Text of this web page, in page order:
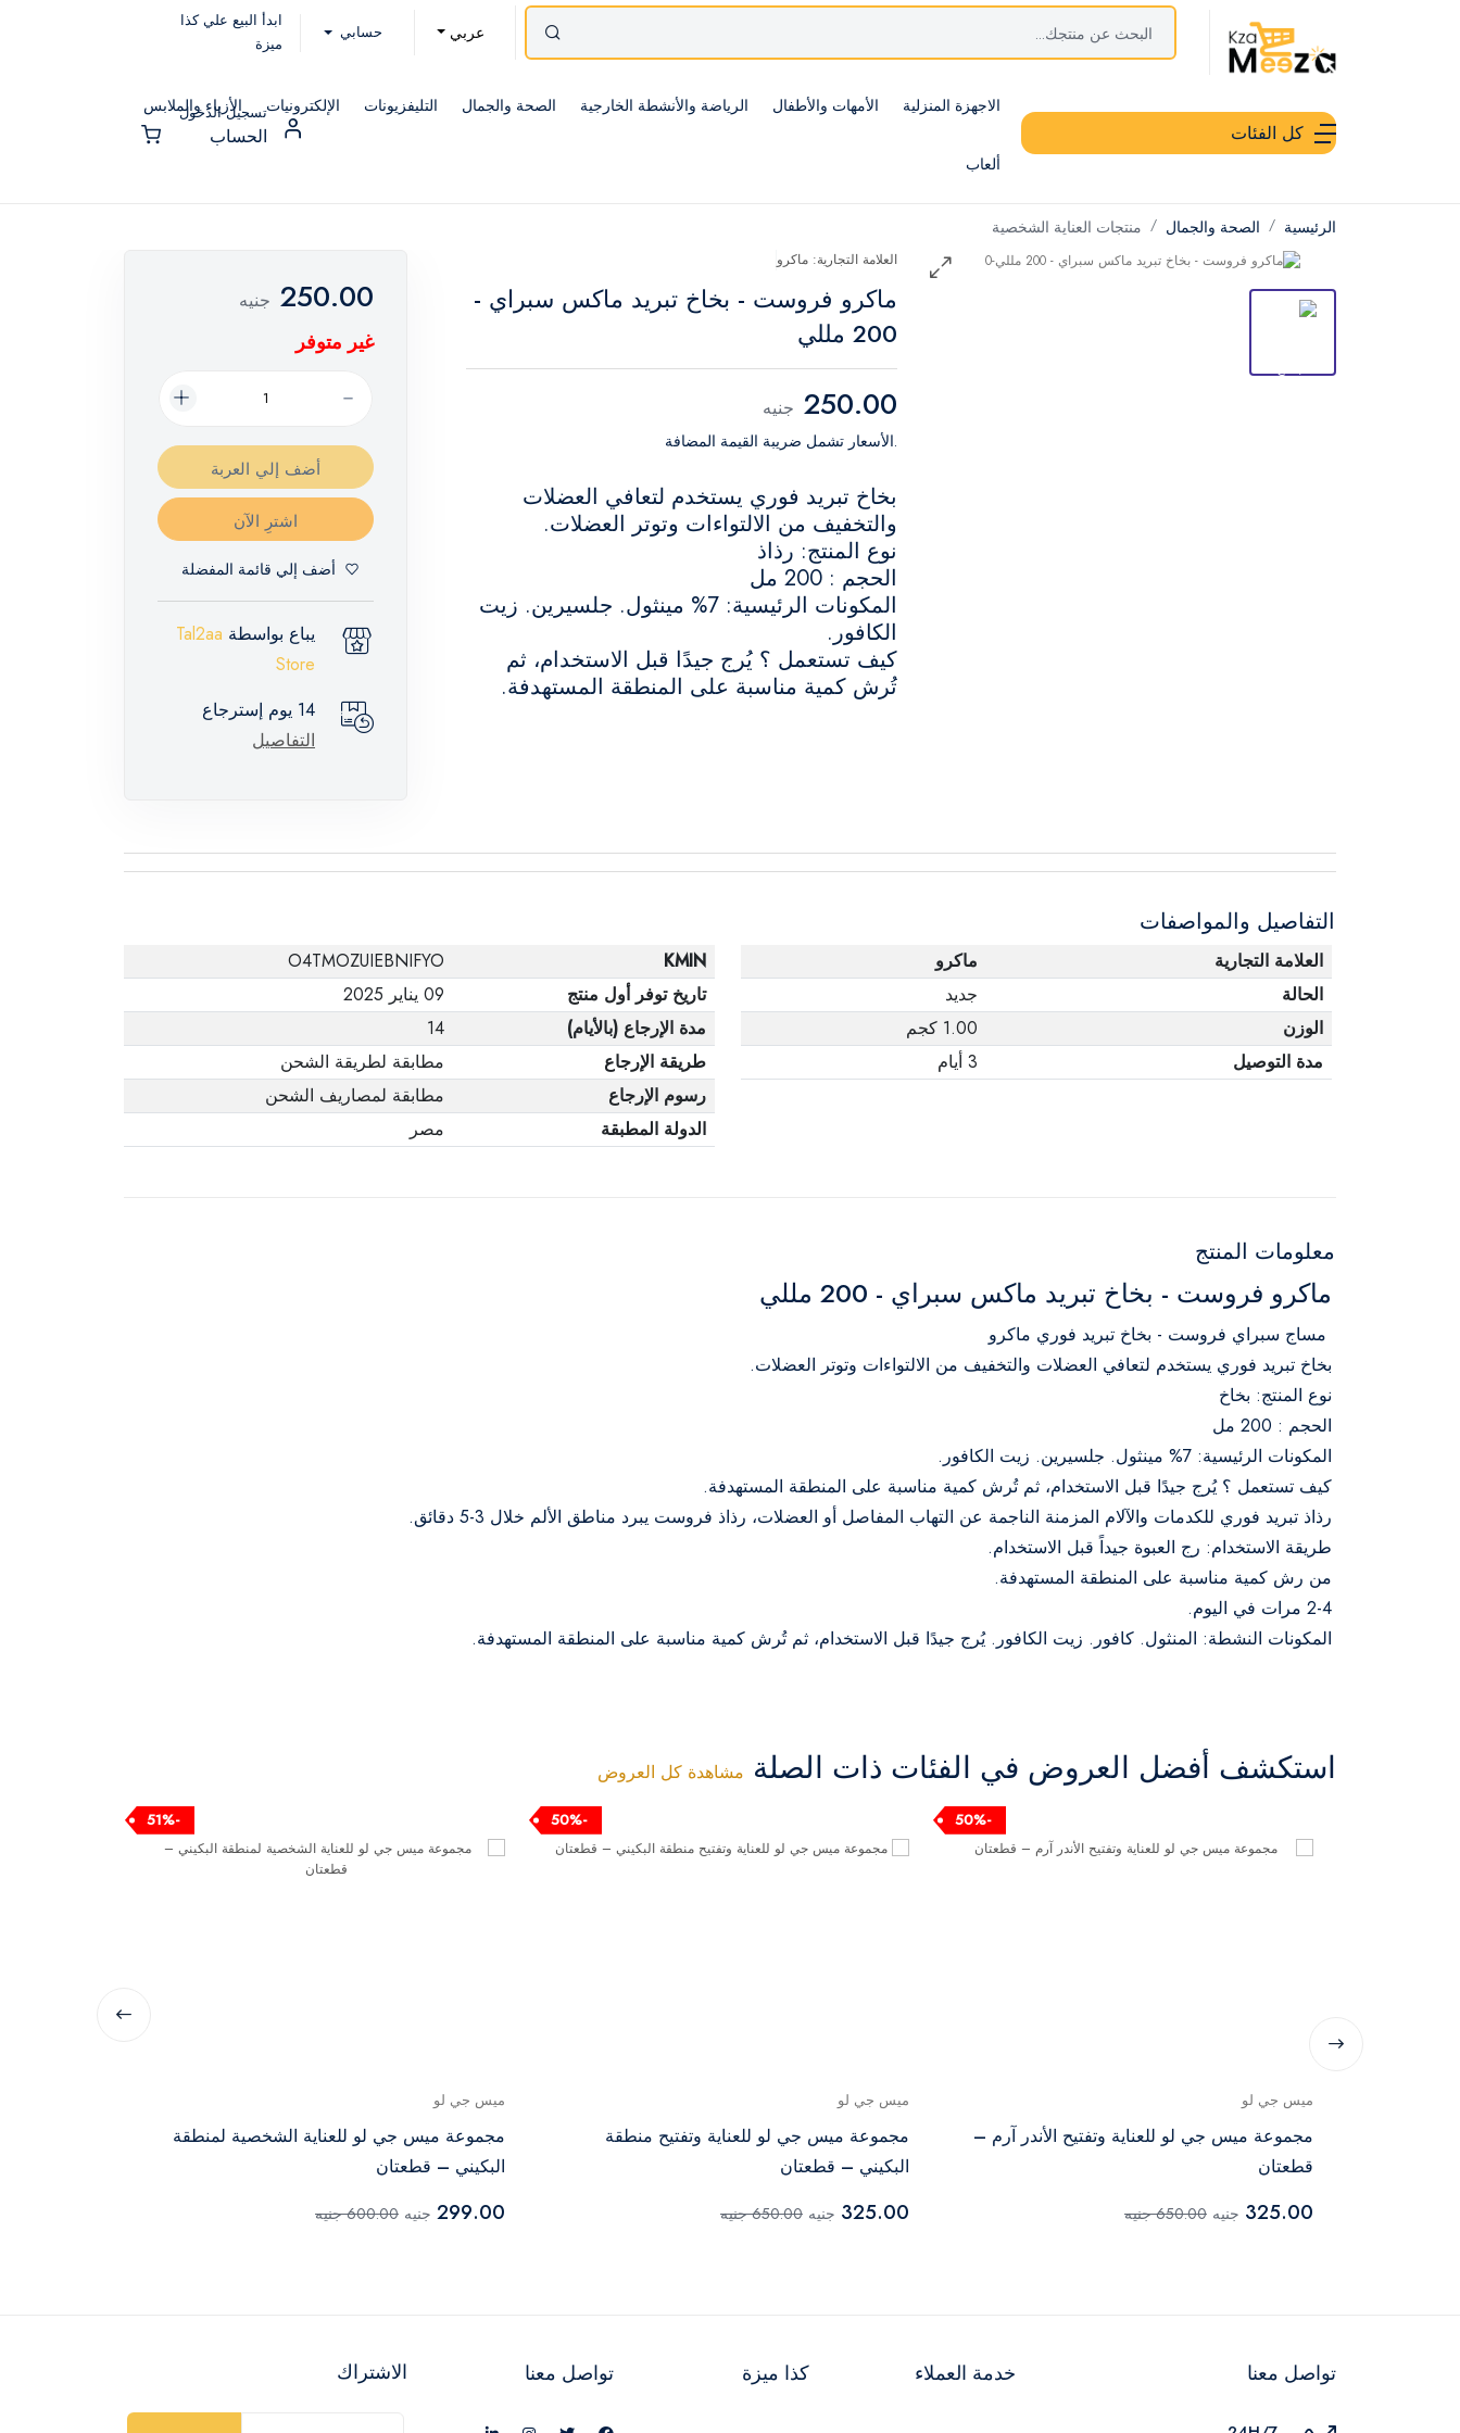
عربي حسابي
ابدأ البيع علي كذا
ميزة
كل الفئات
الاجهزة المنزلية الأمهات والأطفال الرياضة والأنشطة الخارجية الصحة والجمال التليفزيونات الإلكترونيات الأزياء والملابس
ألعاب
تسجيل الدخول
الحساب
الرئيسية الصحة والجمال منتجات العناية الشخصية
العلامة التجارية: ماكرو
ماكرو فروست - بخاخ تبريد ماكس سبراي -
200 مللي
250.00 جنيه
.الأسعار تشمل ضريبة القيمة المضافة
بخاخ تبريد فوري يستخدم لتعافي العضلات
والتخفيف من الالتواءات وتوتر العضلات.
نوع المنتج: رذاذ
الحجم : 200 مل
المكونات الرئيسية: 7% مينثول. جلسيرين. زيت
الكافور.
كيف تستعمل ؟ يُرج جيدًا قبل الاستخدام، ثم
تُرش كمية مناسبة على المنطقة المستهدفة.
250.00 جنيه
غير متوفر
أضف إلي العربة
اشترِ الآن
أضف إلي قائمة المفضلة
يباع بواسطة Tal2aa
Store
14 يوم إسترجاع
التفاصيل
التفاصيل والمواصفات
العلامة التجارية
ماكرو
الحالة
جديد
الوزن
1.00 كجم
مدة التوصيل
3 أيام
KMIN
O4TMOZUIEBNIFYO
تاريخ توفر أول منتج
09 يناير 2025
مدة الإرجاع (بالأيام)
14
طريقة الإرجاع
مطابقة لطريقة الشحن
رسوم الإرجاع
مطابقة لمصاريف الشحن
الدولة المطبقة
مصر
معلومات المنتج
ماكرو فروست - بخاخ تبريد ماكس سبراي - 200 مللي
مساج سبراي فروست - بخاخ تبريد فوري ماكرو
بخاخ تبريد فوري يستخدم لتعافي العضلات والتخفيف من الالتواءات وتوتر العضلات.
نوع المنتج: بخاخ
الحجم : 200 مل
المكونات الرئيسية: 7% مينثول. جلسيرين. زيت الكافور.
كيف تستعمل ؟ يُرج جيدًا قبل الاستخدام، ثم تُرش كمية مناسبة على المنطقة المستهدفة.
رذاذ تبريد فوري للكدمات والآلام المزمنة الناجمة عن التهاب المفاصل أو العضلات، رذاذ فروست يبرد مناطق الألم خلال 3-5 دقائق.
طريقة الاستخدام: رج العبوة جيداً قبل الاستخدام.
من رش كمية مناسبة على المنطقة المستهدفة.
2-4 مرات في اليوم.
المكونات النشطة: المنثول. كافور. زيت الكافور. يُرج جيدًا قبل الاستخدام، ثم تُرش كمية مناسبة على المنطقة المستهدفة.
استكشف أفضل العروض في الفئات ذات الصلة مشاهدة كل العروض
-50%
ميس جي لو
مجموعة ميس جي لو للعناية وتفتيح الأندر آرم –
قطعتان
325.00 جنيه 650.00 جنيه
-50%
ميس جي لو
مجموعة ميس جي لو للعناية وتفتيح منطقة
البكيني – قطعتان
325.00 جنيه 650.00 جنيه
-51%
ميس جي لو
مجموعة ميس جي لو للعناية الشخصية لمنطقة
البكيني – قطعتان
299.00 جنيه 600.00 جنيه
تواصل معنا خدمة العملاء كذا ميزة تواصل معنا الاشتراك